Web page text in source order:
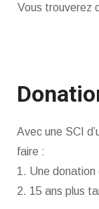
Vous trouverez
Avec une SCI
faire :
1. Une
2. 15 ans plus